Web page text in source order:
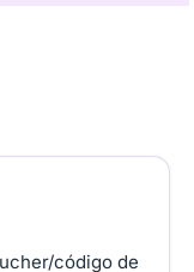
código de